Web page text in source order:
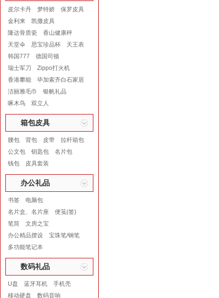
皮尔卡丹 梦特娇
保罗皮具
金利来
凯撒皮具
隆达骨质瓷
香山健康秤
天堂伞
思宝珍品杯
天王表
韩国777
德国司顿
瑞士军刀
Zippo打火机
香港攀能
毕加索齐白石家居
洁丽雅毛巾
银帆礼品
啄木鸟
双立人
箱包皮具
腰包 背包 皮带
拉杆箱包
公文包
钥匙包
名片包
钱包
皮具套装
办公礼品
书签
电脑包
名片盒、名片座
便笺(签)
笔筒
文房之宝
办公精品摆设
宝珠笔/钢笔
多功能笔记本
数码礼品
U盘 蓝牙耳机
手机壳
移动硬盘
数码音响